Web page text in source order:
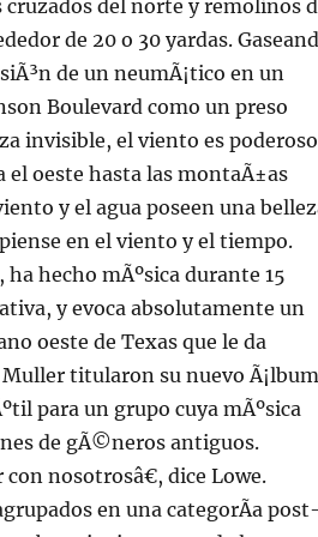
del norte y remolinos
de 20 o 30 yardas.
de un neumÃ¡tico en un
Boulevard como un preso
invisible, el viento es
el oeste hasta las montaÃ±as
y el agua poseen una
en el viento y el tiempo.
hecho mÃºsica durante 15
y evoca absolutamente un
oeste de Texas que le da
titularon su nuevo Ã¡lbum
para un grupo cuya mÃºsica
de gÃ©neros antiguos.
nosotrosâ€, dice Lowe.
en una categorÃ­a